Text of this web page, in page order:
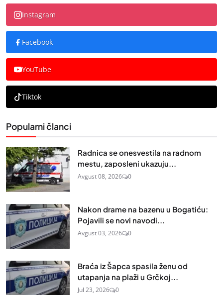
Instagram
Facebook
YouTube
Tiktok
Popularni članci
Radnica se onesvestila na radnom
mestu, zaposleni ukazuju...
Avgust 08, 2026 0
Nakon drame na bazenu u Bogatiću:
Pojavili se novi navodi...
Avgust 03, 2026 0
Braća iz Šapca spasila ženu od
utapanja na plaži u Grčkoj...
Jul 23, 2026 0